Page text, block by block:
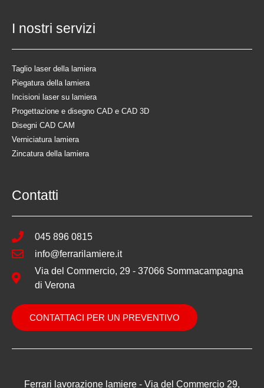
I nostri servizi
Taglio laser della lamiera
Piegatura della lamiera
Incisioni laser su lamiera
Progettazione e disegno CAD e CAD 3D
Disegni CAD CAM
Verniciatura lamiera
Zincatura della lamiera
Contatti
045 896 0815
info@ferrarilamiere.it
Via del Commercio, 29 - 37066 Sommacampagna
di Verona
CONTATTACI PER UN PREVENTIVO
Ferrari lavorazione lamiere - Via del Commercio 29,